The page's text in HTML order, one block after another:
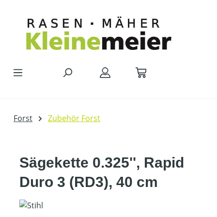
Forst Zubehör Forst
Sägekette 0.325'', Rapid
Duro 3 (RD3), 40 cm